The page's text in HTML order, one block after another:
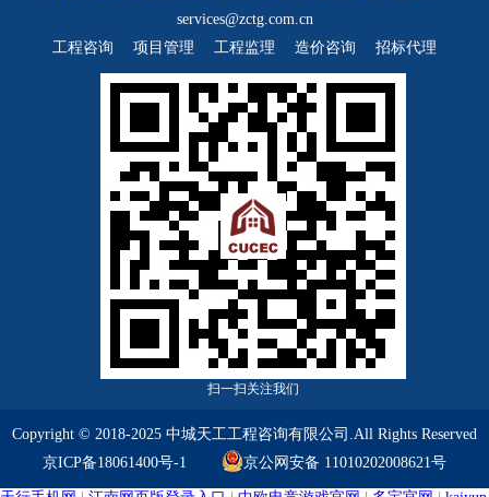
services@zctg.com.cn
工程咨询
项目管理 工程监理 造价咨询 招标代理
扫一扫关注我们
Copyright © 2018-2025 中城天工工程咨询有限公司.All Rights Reserved
京ICP备18061400号-1
京公网安备 11010202008621号